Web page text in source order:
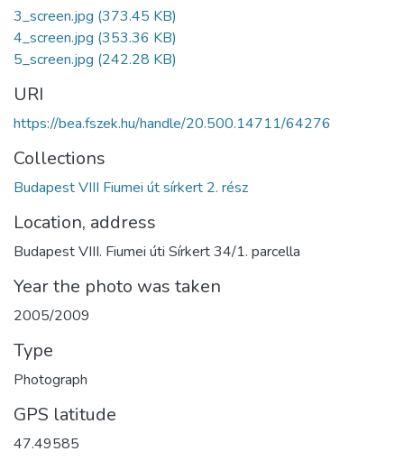
3_screen.jpg (373.45 KB)
4_screen.jpg (353.36 KB)
5_screen.jpg (242.28 KB)
URI
https://bea.fszek.hu/handle/20.500.14711/64276
Collections
Budapest VIII Fiumei út sírkert 2. rész
Location, address
Budapest VIII. Fiumei úti Sírkert 34/1. parcella
Year the photo was taken
2005/2009
Type
Photograph
GPS latitude
47.49585